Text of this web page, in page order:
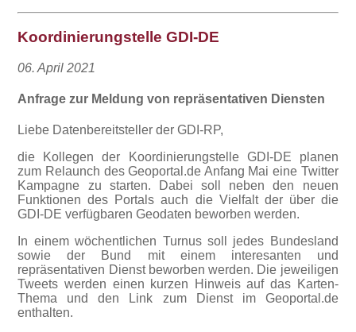
Koordinierungstelle GDI-DE
06. April 2021
Anfrage zur Meldung von repräsentativen Diensten
Liebe Datenbereitsteller der GDI-RP,
die Kollegen der Koordinierungstelle GDI-DE planen
zum Relaunch des Geoportal.de Anfang Mai eine Twitter
Kampagne zu starten. Dabei soll neben den neuen
Funktionen des Portals auch die Vielfalt der über die
GDI-DE verfügbaren Geodaten beworben werden.
In einem wöchentlichen Turnus soll jedes Bundesland
sowie der Bund mit einem interesanten und
repräsentativen Dienst beworben werden. Die jeweiligen
Tweets werden einen kurzen Hinweis auf das Karten-
Thema und den Link zum Dienst im Geoportal.de
enthalten.